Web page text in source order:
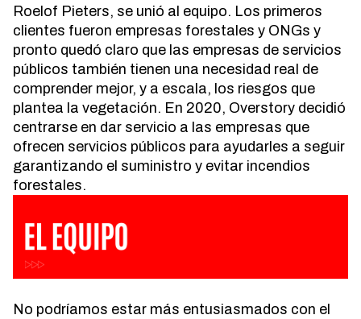
Roelof Pieters, se unió al equipo. Los primeros
clientes fueron empresas forestales y ONGs y
pronto quedó claro que las empresas de servicios
públicos también tienen una necesidad real de
comprender mejor, y a escala, los riesgos que
plantea la vegetación. En 2020, Overstory decidió
centrarse en dar servicio a las empresas que
ofrecen servicios públicos para ayudarles a seguir
garantizando el suministro y evitar incendios
forestales.
No podríamos estar más entusiasmados con el